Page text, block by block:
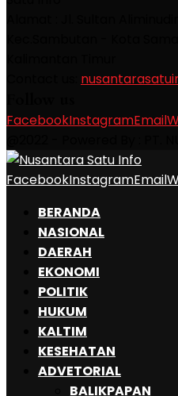
FacebookInstagramEmail
FacebookInstagramEmail
BERANDA
NASIONAL
DAERAH
EKONOMI
POLITIK
HUKUM
KALTIM
KESEHATAN
ADVETORIAL
BALIKPAPAN